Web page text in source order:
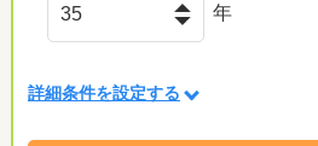
年
詳細条件を設定する